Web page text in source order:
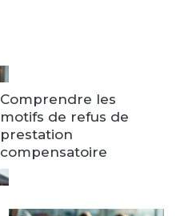
Comprendre les
motifs de refus de
prestation
compensatoire